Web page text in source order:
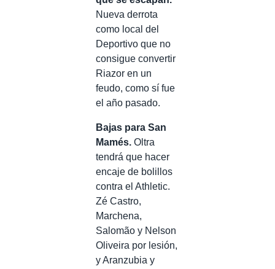
Nueva derrota
como local del
Deportivo que no
consigue convertir
Riazor en un
feudo, como sí fue
el año pasado.
Bajas para San
Mamés. Oltra
tendrá que hacer
encaje de bolillos
contra el Athletic.
Zé Castro,
Marchena,
Salomão y Nelson
Oliveira por lesión,
y Aranzubia y